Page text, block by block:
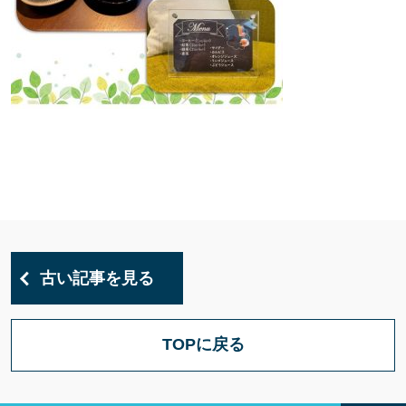
古い記事を見る
TOPに戻る